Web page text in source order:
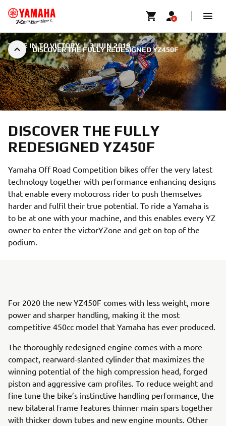
DISCOVER THE FULLY REDESIGNED YZ450F
TUNE IN TO VICTORY | 3 JUIN 2019
DISCOVER THE FULLY
REDESIGNED YZ450F
Yamaha Off Road Competition bikes offer the very latest
technology together with performance enhancing designs
that enable every motocross rider to push themselves
harder and fulfil their true potential. To ride a Yamaha is
to be at one with your machine, and this enables every YZ
owner to enter the victorYZone and get on top of the
podium.
For 2020 the new YZ450F comes with less weight, more
power and sharper handling, making it the most
competitive 450cc model that Yamaha has ever produced.
The thoroughly redesigned engine comes with a more
compact, rearward-slanted cylinder that maximizes the
winning potential of the high compression head, forged
piston and aggressive cam profiles. To reduce weight and
fine tune the bike’s instinctive handling performance, the
new bilateral frame features thinner main spars together
with thicker down tubes and new engine mounts. Other